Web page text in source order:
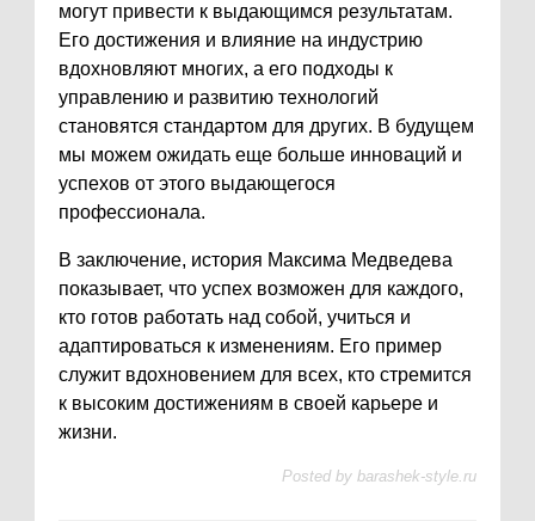
могут привести к выдающимся результатам.
Его достижения и влияние на индустрию
вдохновляют многих, а его подходы к
управлению и развитию технологий
становятся стандартом для других. В будущем
мы можем ожидать еще больше инноваций и
успехов от этого выдающегося
профессионала.
В заключение, история Максима Медведева
показывает, что успех возможен для каждого,
кто готов работать над собой, учиться и
адаптироваться к изменениям. Его пример
служит вдохновением для всех, кто стремится
к высоким достижениям в своей карьере и
жизни.
Posted by barashek-style.ru